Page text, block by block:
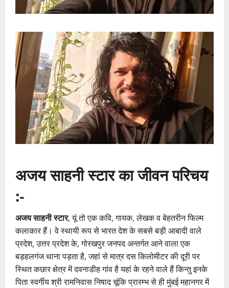
अजय साहनी स्टार का जीवन परिचय
:-
अजय साहनी स्टार, यूं तो एक कवि, गायक, लेखक व बेहतरीन फिल्म
कलाकार हैं। वे स्थायी रूप से भारत देश के सबसे बड़ी आबादी वाले
प्रदेश, उत्तर प्रदेश के, गोरखपुर जनपद अन्तर्गत आने वाला एक
बड़हलगंज थाना पड़ता है, जहां से मात्र दस किलोमीटर की दूरी पर
स्थित कछार क्षेत्र में दवनाडीह गांव है यहां के रहने वाले हैं किन्तु इनके
पिता स्वर्गीय श्री रामनिवास निषाद चूंकि प्रारम्भ से ही मुंबई महानगर में